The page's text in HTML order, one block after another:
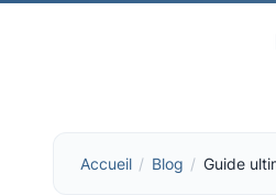
Accueil Blog Guide